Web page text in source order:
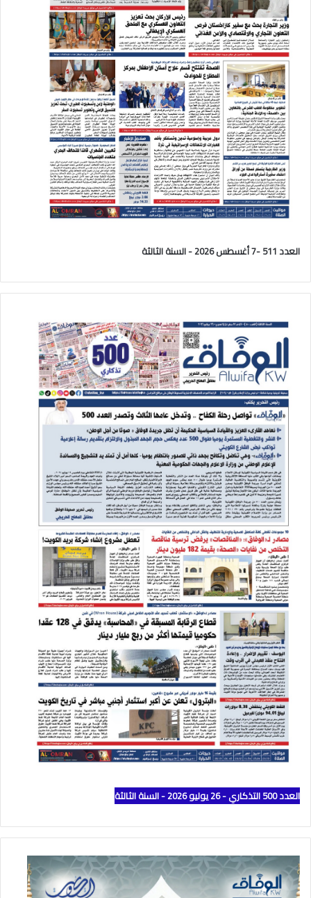
العدد 511 -7 أغسطس 2026 - السنة الثالثة
العدد 500 التذكاري - 26 يوليو 2026 - السنة الثالثة